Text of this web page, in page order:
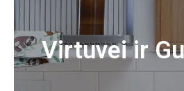
Virtuvei ir